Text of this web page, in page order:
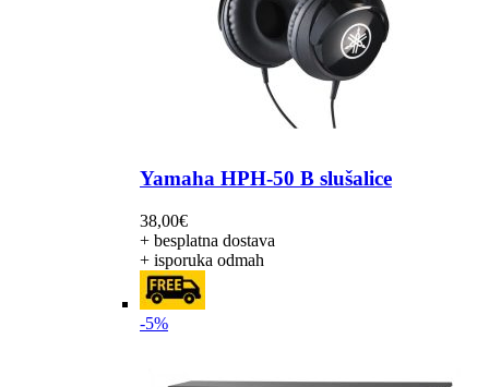
Yamaha HPH-50 B slušalice
38,00€
+ besplatna dostava
+ isporuka odmah
-5%